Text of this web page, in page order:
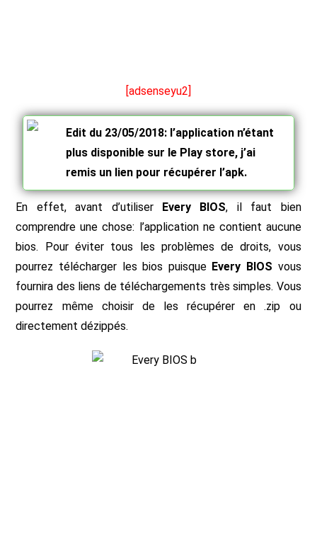
[adsenseyu2]
Edit du 23/05/2018: l’application n’étant
plus disponible sur le Play store, j’ai
remis un lien pour récupérer l’apk.
En effet, avant d’utiliser Every BIOS, il faut bien
comprendre une chose: l’application ne contient aucune
bios. Pour éviter tous les problèmes de droits, vous
pourrez télécharger les bios puisque Every BIOS vous
fournira des liens de téléchargements très simples. Vous
pourrez même choisir de les récupérer en .zip ou
directement dézippés.